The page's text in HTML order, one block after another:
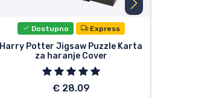
Dostupno Express
Harry Potter Jigsaw Puzzle Karta
za haranje Cover
€ 28.09